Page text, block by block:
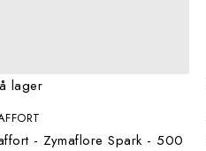
lager
- Zymaflore Spark - 500